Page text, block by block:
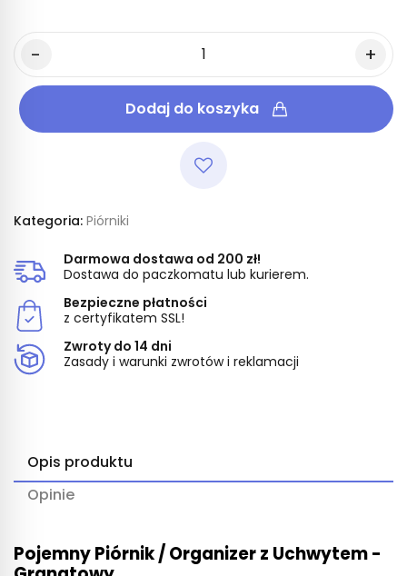
Dodaj do koszyka
Kategoria: Piórniki
Darmowa dostawa od 200 zł!
Dostawa do paczkomatu lub kurierem.
Bezpieczne płatności
z certyfikatem SSL!
Zwroty do 14 dni
Zasady i warunki zwrotów i reklamacji
Opis produktu
Opinie
Pojemny Piórnik / Organizer z Uchwytem -